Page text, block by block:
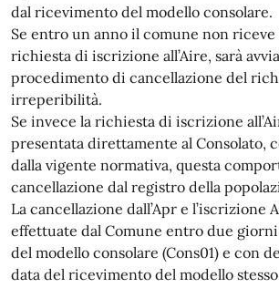
dal ricevimento del modello consolare.
Se entro un anno il comune non riceve
richiesta di iscrizione all’Aire, sarà
procedimento di cancellazione del
irreperibilità.
Se invece la richiesta di iscrizione
presentata direttamente al Consolato,
dalla vigente normativa, questa
cancellazione dal registro della
La cancellazione dall’Apr e l’iscrizione
effettuate dal Comune entro due
del modello consolare (Cons01) e con
data del ricevimento del modello